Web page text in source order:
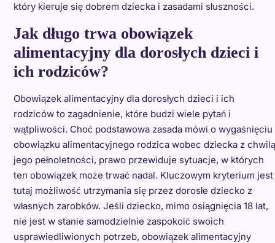
który kieruje się dobrem dziecka i zasadami słuszności.
Jak długo trwa obowiązek
alimentacyjny dla dorosłych dzieci i
ich rodziców?
Obowiązek alimentacyjny dla dorosłych dzieci i ich
rodziców to zagadnienie, które budzi wiele pytań i
wątpliwości. Choć podstawowa zasada mówi o wygaśnięciu
obowiązku alimentacyjnego rodzica wobec dziecka z chwilą
jego pełnoletności, prawo przewiduje sytuacje, w których
ten obowiązek może trwać nadal. Kluczowym kryterium jest
tutaj możliwość utrzymania się przez dorosłe dziecko z
własnych zarobków. Jeśli dziecko, mimo osiągnięcia 18 lat,
nie jest w stanie samodzielnie zaspokoić swoich
usprawiedliwionych potrzeb, obowiązek alimentacyjny